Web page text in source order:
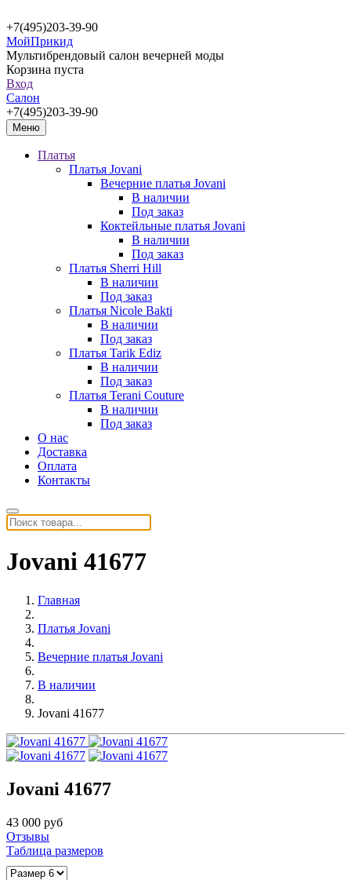
+7(495)203-39-90
МойПрикид
Мультибрендовый салон вечерней моды
Корзина пуста
Вход
Салон
+7(495)203-39-90
Меню
Платья
Платья Jovani
Вечерние платья Jovani
В наличии
Под заказ
Коктейльные платья Jovani
В наличии
Под заказ
Платья Sherri Hill
В наличии
Под заказ
Платья Nicole Bakti
В наличии
Под заказ
Платья Tarik Ediz
В наличии
Под заказ
Платья Terani Couture
В наличии
Под заказ
О нас
Доставка
Оплата
Контакты
Jovani 41677
Главная
Платья Jovani
Вечерние платья Jovani
В наличии
Jovani 41677
Jovani 41677
43 000 руб
Отзывы
Таблица размеров